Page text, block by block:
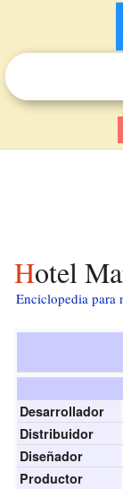
Hotel
Enciclopedia para
Desarrollador
Distribuidor
Diseñador
Productor